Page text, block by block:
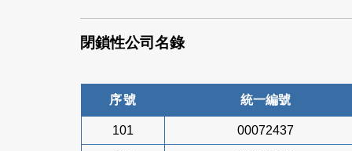
閉鎖性公司名錄
序號 統一編號
101 00072437